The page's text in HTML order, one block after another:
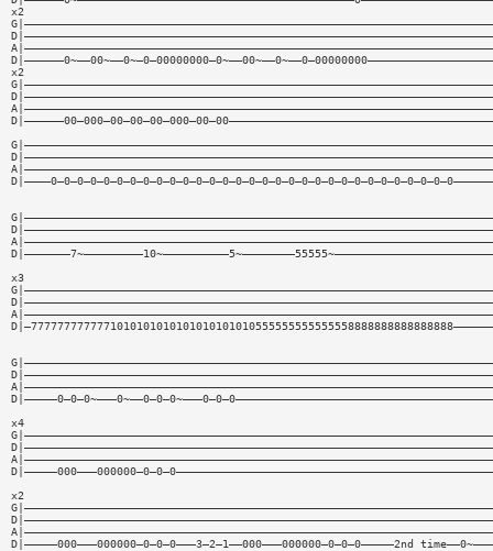
x2
x2
x3
x4
x2
D|—————000———000000—0—0—0———3—2—1——000———000000—0—0—0—————2nd